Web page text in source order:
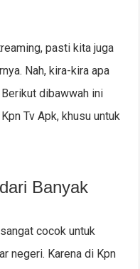
pasti kita juga
Nah, kira-kira apa
dibawwah ini
Tv Apk, khusu untuk
Banyak
cocok untuk
negeri. Karena di Kpn